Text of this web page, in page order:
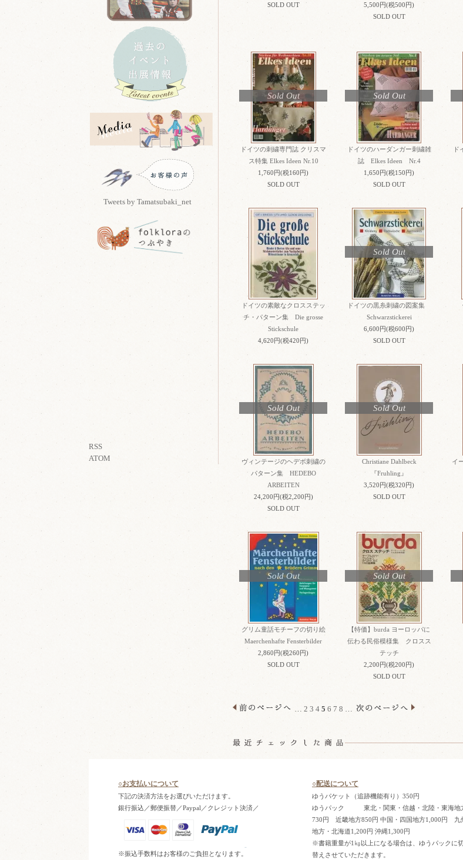
Tweets by Tamatsubaki_net
RSS
ATOM
SOLD OUT
5,500円(税500円)
SOLD OUT
Sold Out
ドイツの刺繍専門誌 クリスマ
ス特集 Elkes Ideen Nr.10
1,760円(税160円)
SOLD OUT
Sold Out
ドイツのハーダンガー刺繍雑
誌 Elkes Ideen Nr.4
1,650円(税150円)
SOLD OUT
ド
ドイツの素敵なクロスステッ
チ・パターン集 Die grosse
Stickschule
4,620円(税420円)
Sold Out
ドイツの黒糸刺繍の図案集
Schwarzstickerei
6,600円(税600円)
SOLD OUT
Sold Out
ヴィンテージのヘデボ刺繍の
パターン集 HEDEBO
ARBEITEN
24,200円(税2,200円)
SOLD OUT
Sold Out
Christiane Dahlbeck
『Fruhling』
3,520円(税320円)
SOLD OUT
イ
Sold Out
グリム童話モチーフの切り絵
Maerchenhafte Fensterbilder
2,860円(税260円)
SOLD OUT
Sold Out
【特価】burda ヨーロッパに
伝わる民俗模様集 クロスス
テッチ
2,200円(税200円)
SOLD OUT
2 3 4 5 6 7 8
○お支払いについて
下記の決済方法をお選びいただけます。
銀行振込／郵便振替／Paypal／クレジット決済／
※振込手数料はお客様のご負担となります。
○配送について
ゆうパケット（追跡機能有り）350円
ゆうパック 東北・関東・信越・北陸・東海地
730円 近畿地方850円 中国・四国地方1,000円 九
地方・北海道1,200円 沖縄1,300円
※書籍重量が1㎏以上になる場合は、ゆうパックに
替えさせていただきます。